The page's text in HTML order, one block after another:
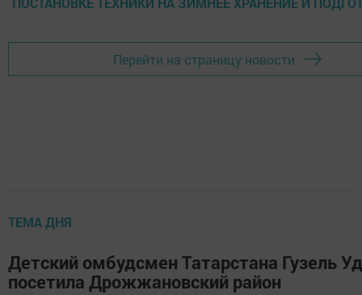
Перейти на страницу новости
ТЕМА ДНЯ
Детский омбудсмен Татарстана Гузель
посетила Дрожжановский район